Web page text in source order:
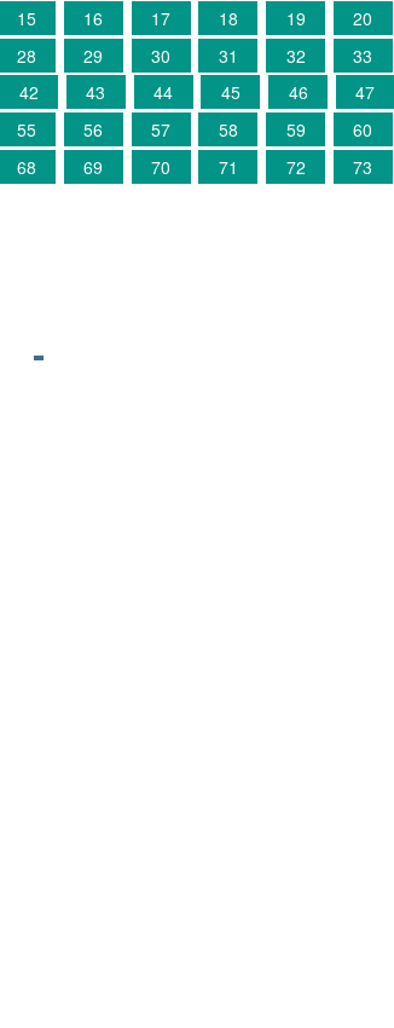
15 16 17 18 19 20
28 29 30 31 32 33
42 43 44 45 46 47
55 56 57 58 59 60
68 69 70 71 72 73